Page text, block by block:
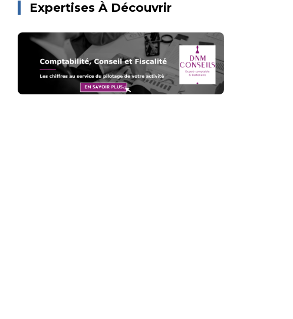
Expertises À Découvrir